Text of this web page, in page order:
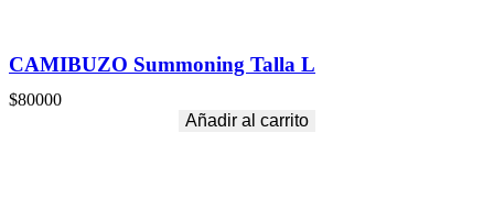
CAMIBUZO Summoning Talla L
$80000
Añadir al carrito